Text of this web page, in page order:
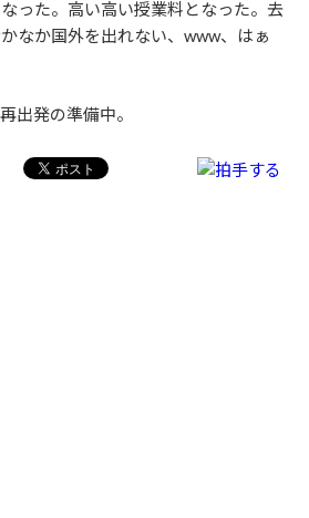
った。高い高い授業料となった。去
なか国外を出れない、www、はぁ
再出発の準備中。